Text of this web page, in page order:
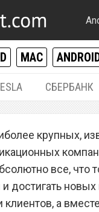
MAC
СБЕРБАНК
крупных,
все, что
и достигать
клиентов, а